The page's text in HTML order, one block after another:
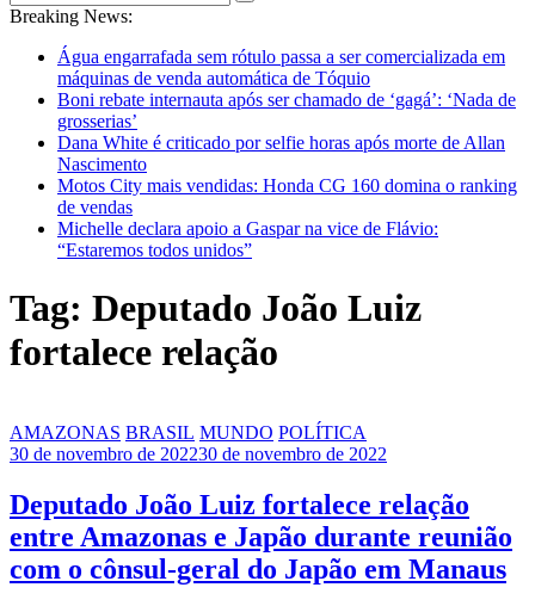
Breaking News:
Água engarrafada sem rótulo passa a ser comercializada em
máquinas de venda automática de Tóquio
Boni rebate internauta após ser chamado de ‘gagá’: ‘Nada de
grosserias’
Dana White é criticado por selfie horas após morte de Allan
Nascimento
Motos City mais vendidas: Honda CG 160 domina o ranking
de vendas
Michelle declara apoio a Gaspar na vice de Flávio:
“Estaremos todos unidos”
Tag: Deputado João Luiz
fortalece relação
AMAZONAS BRASIL MUNDO POLÍTICA
30 de novembro de 202230 de novembro de 2022
Deputado João Luiz fortalece relação
entre Amazonas e Japão durante reunião
com o cônsul-geral do Japão em Manaus